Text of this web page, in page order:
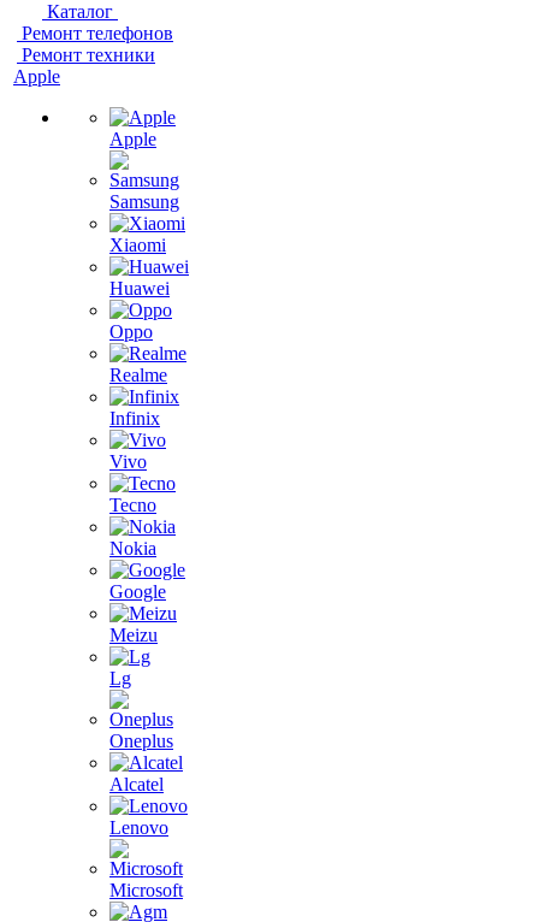
Каталог
Ремонт телефонов
Ремонт техники
Apple
Apple
Samsung
Xiaomi
Huawei
Oppo
Realme
Infinix
Vivo
Tecno
Nokia
Google
Meizu
Lg
Oneplus
Alcatel
Lenovo
Microsoft